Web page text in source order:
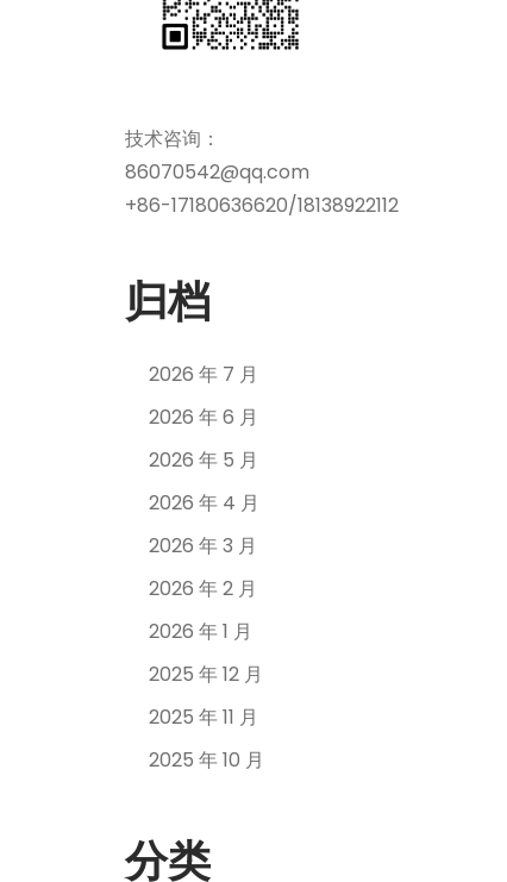
技术咨询：
86070542@qq.com
+86-17180636620/18138922112
归档
2026 年 7 月
2026 年 6 月
2026 年 5 月
2026 年 4 月
2026 年 3 月
2026 年 2 月
2026 年 1 月
2025 年 12 月
2025 年 11 月
2025 年 10 月
分类